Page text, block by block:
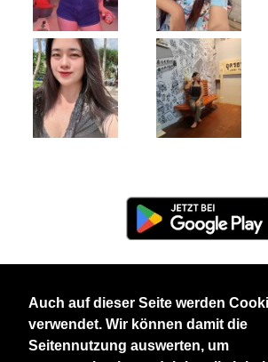
Auch auf dieser Seite werden
verwendet. Wir können damit die
Seitennutzung auswerten, um
Datenschutzerklärung AGB
Nehmen Sie Kontakt mit uns auf